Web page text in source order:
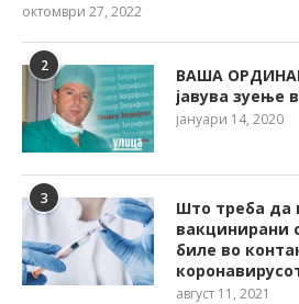
октомври 27, 2022
2
ВАША
јавува зуење
јануари 14, 2020
3
Што треба да
вакцинирани
биле во
август 11, 2021